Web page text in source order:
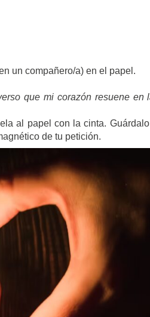
un compañero/a) en el papel.
que mi corazón resuene en
al papel con la cinta.
de tu petición.